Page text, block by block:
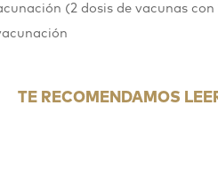
(2 dosis de vacunas
TE RECOMENDAMOS